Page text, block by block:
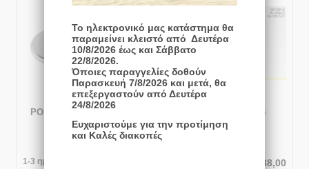
ΡΟΔΕΛΕΣ ΑΛΟΥΜΙΝΙΟΥ
1/2"
1-3 ημέρες
ΣΩΛΗΝΑ PE Φ125
38,00
Το ηλεκτρονικό μας κατάστημα θα
παραμείνει κλειστό από Δευτέρα
10/8/2026 έως και Σάββατο
22/8/2026.
Όποιες παραγγελίες δοθούν
Παρασκευή 7/8/2026 και μετά, θα
επεξεργαστούν από Δευτέρα
24/8/2026
Ευχαριστούμε για την προτίμηση
και Καλές διακοπές